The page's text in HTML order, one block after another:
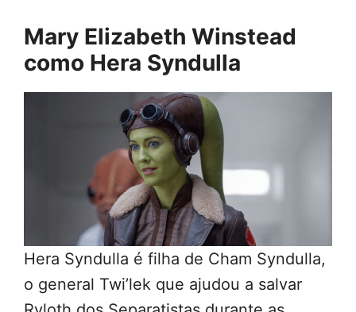
Mary Elizabeth Winstead
como Hera Syndulla
Hera Syndulla é filha de Cham Syndulla,
o general Twi’lek que ajudou a salvar